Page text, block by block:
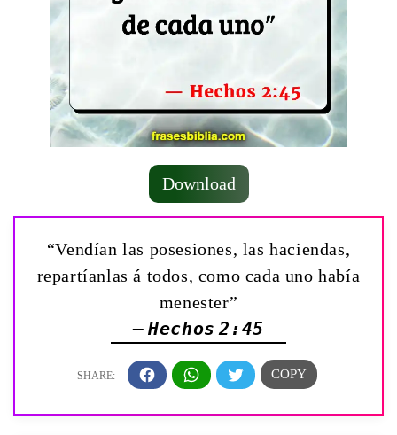
Download
“Vendían las posesiones, las haciendas,
repartíanlas á todos, como cada uno había
menester”
— Hechos 2:45